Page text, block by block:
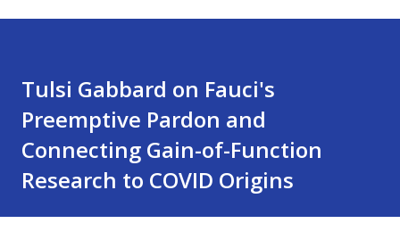
Tulsi Gabbard on Fauci's
Preemptive Pardon and
Connecting Gain-of-Function
Research to COVID Origins